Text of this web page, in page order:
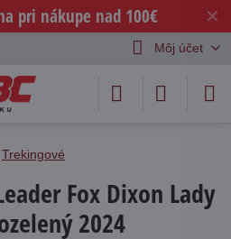
✕
pri nákupe nad 100€
Môj účet
Trekingové
Fox Dixon Lady
2024